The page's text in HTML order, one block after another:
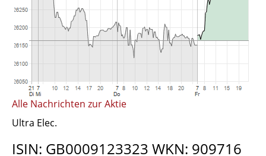
Alle Nachrichten zur Aktie
Ultra Elec.
ISIN: GB0009123323 WKN: 909716